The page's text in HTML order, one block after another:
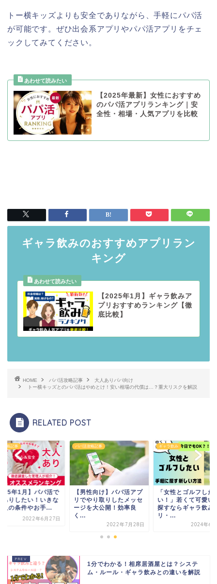
トー横キッズよりも安全でありながら、手軽にパパ活
が可能です。ぜひ出会系アプリやパパ活アプリをチェ
ックしてみてください。
【2025年最新】女性におすすめ
のパパ活アプリランキング｜安
全性・相場・人気アプリを比較
ギャラ飲みのおすすめアプリラン
キング
【2025年1月】ギャラ飲みア
プリおすすめランキング【徹
底比較】
HOME パパ活攻略記事
大人ありパパ向け
トー横キッズとのパパ活はやめとけ！安い相場の代償は…？重大リスクを解説
RELATED POST
攻略記事
年1月】パパ活で
ありしたい！いきな
人の条件やお手...
2022年6月27日
パパ活攻略記事
【男性向け】パパ活アプ
リでやり取りしたメッセ
ージを大公開！効率良
く...
2022年7月28日
ギャラ飲み
「女性とゴルフした
い！」若くて可愛い
探すならギャラ飲み
リ・...
2024年6
1分でわかる！相席居酒屋とは？システ
ム・ルール・ギャラ飲みとの違いを解説